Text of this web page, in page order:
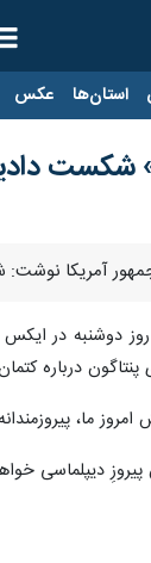
استان‌ها عکس
شکست